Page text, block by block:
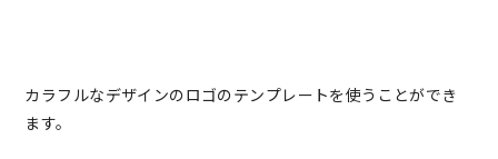
カラフルなデザインのロゴのテンプレートを使うことができ
ます。